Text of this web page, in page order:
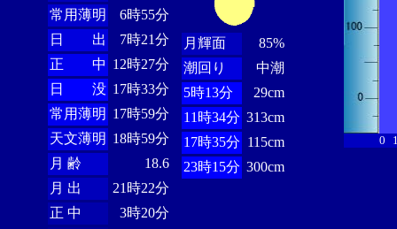
常用薄明
6時55分
日 出
7時21分
正 中 12時27分
日 没 17時33分
常用薄明 17時59分
天文薄明 18時59分
月 齢
18.6
月 出
21時22分
正 中
3時20分
月輝面
85%
潮回り
中潮
5時13分
29cm
11時34分 313cm
17時35分 115cm
23時15分 300cm
0